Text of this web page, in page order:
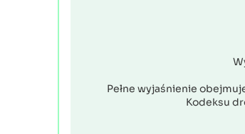
Pełne wyjaśnienie
Kodeksu